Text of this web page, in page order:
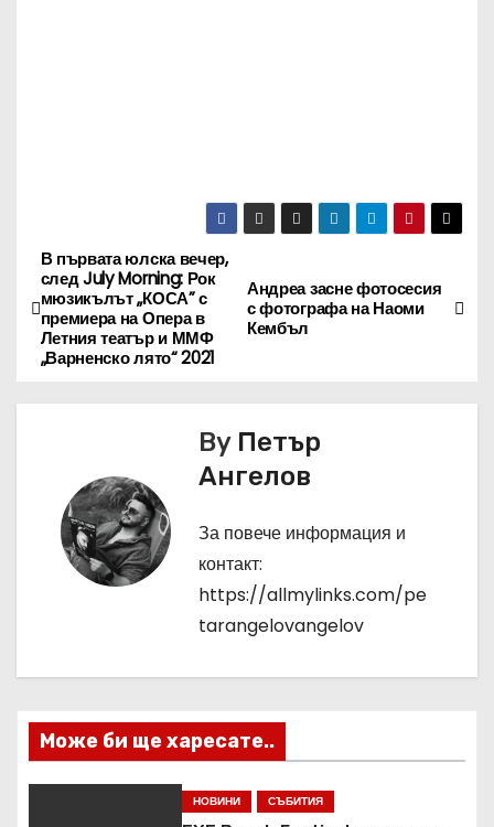
Н
а
в
и
Андреа засне фотосесия
с фотографа на Наоми
Кембъл
В първата юлска вечер,
след July Morning: Рок
мюзикълът „КОСА” с
премиера на Опера в
Летния театър и ММФ
„Варненско лято“ 2021
By Петър
Ангелов
За повече информация и
контакт:
https://allmylinks.com/pe
tarangelovangelov
Може би ще харесате..
НОВИНИ СЪБИТИЯ